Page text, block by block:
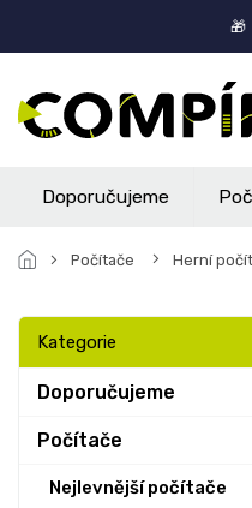
🎁
Doporučujeme
Počítače Herní
oPřeskočit
kategorie
Kategorie
Doporučujeme
Počítače
Nejlevnější počítače